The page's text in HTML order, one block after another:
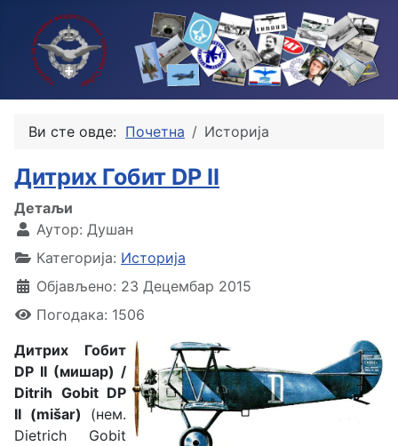
Ви сте овде: Почетна Историја
Дитрих Гобит DP II
Детаљи
Аутор: Душан
Категорија: Историја
Објављено: 23 Децембар 2015
Погодака: 1506
Дитрих Гобит
DP II (мишар) /
Ditrih Gobit DP
II (mišar) (нем.
Diеtrich Gobit